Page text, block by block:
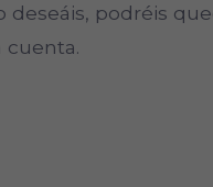
deseáis, podréis
cuenta.